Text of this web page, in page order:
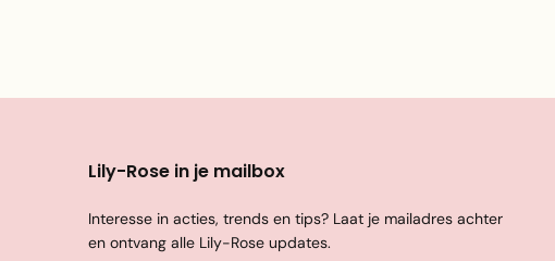
Lily-Rose in je mailbox
Interesse in acties, trends en tips? Laat je mailadres achter
en ontvang alle Lily-Rose updates.